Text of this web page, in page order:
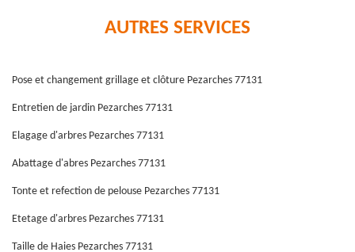
AUTRES SERVICES
Pose et changement grillage et clôture Pezarches 77131
Entretien de jardin Pezarches 77131
Elagage d'arbres Pezarches 77131
Abattage d'abres Pezarches 77131
Tonte et refection de pelouse Pezarches 77131
Etetage d'arbres Pezarches 77131
Taille de Haies Pezarches 77131